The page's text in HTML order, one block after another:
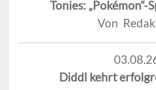
Tonies: „Pokémon“-
Von
Diddl kehrt